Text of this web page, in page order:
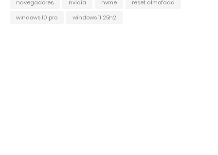
navegadores
nvidia nvme
reset almofada
windows 10 pro
windows 11 25h2